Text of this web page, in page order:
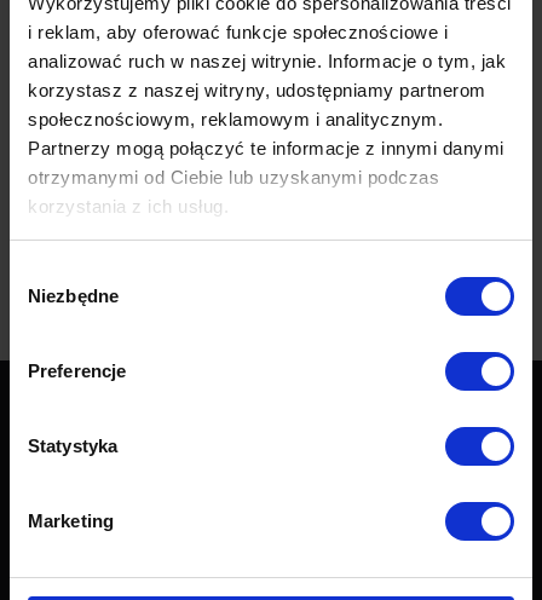
i reklam, aby oferować funkcje społecznościowe i
analizować ruch w naszej witrynie. Informacje o tym, jak
korzystasz z naszej witryny, udostępniamy partnerom
społecznościowym, reklamowym i analitycznym.
Partnerzy mogą połączyć te informacje z innymi danymi
otrzymanymi od Ciebie lub uzyskanymi podczas
korzystania z ich usług.
zgody
Niezbędne
Preferencje
Statystyka
Marketing
Persempra
15
Darmowa próbka
Produkty
Łóżka i materace